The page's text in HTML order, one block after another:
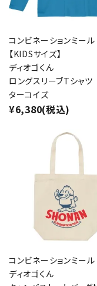
コンビネーションミール
【KIDSサイズ】
ディオゴくん
ロングスリーブTシャツ
ターコイズ
¥6,380(税込)
コンビネーションミール
ディオゴくん